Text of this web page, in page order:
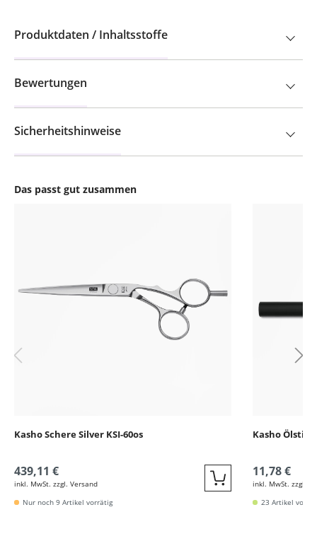
Das passt gut zusammen
Kasho Schere Silver KSI-60os
439,11 €
inkl. MwSt. zzgl. Versand Quickbuy
Nur noch 9 Artikel vorrätig
Kasho Ölstift
11,78 €
inkl. MwSt. zzgl.
23 Artikel
Produktdaten / Inhaltsstoffe
Bewertungen
Sicherheitshinweise